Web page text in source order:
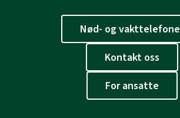
Nød- og
Kontakt oss
For ansatte